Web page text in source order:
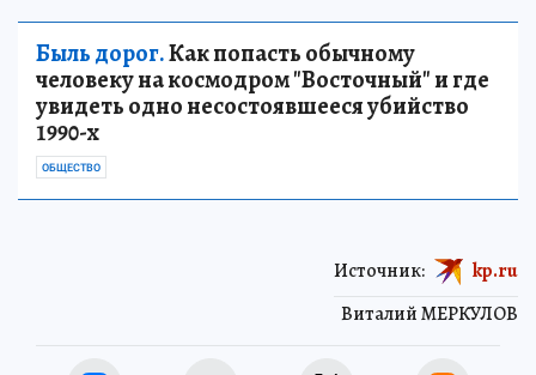
Быль дорог.Как попасть обычному
человеку на космодром "Восточный" и где
увидеть одно несостоявшееся убийство
1990-х
ОБЩЕСТВО
Виталий МЕРКУЛОВ
Источник: kp.ru